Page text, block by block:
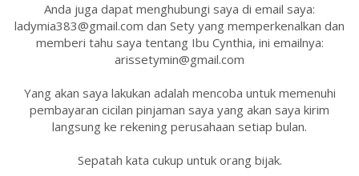
Anda juga dapat menghubungi saya di email saya:
ladymia383@gmail.com dan Sety yang memperkenalkan dan
memberi tahu saya tentang Ibu Cynthia, ini emailnya:
arissetymin@gmail.com
Yang akan saya lakukan adalah mencoba untuk memenuhi
pembayaran cicilan pinjaman saya yang akan saya kirim
langsung ke rekening perusahaan setiap bulan.
Sepatah kata cukup untuk orang bijak.